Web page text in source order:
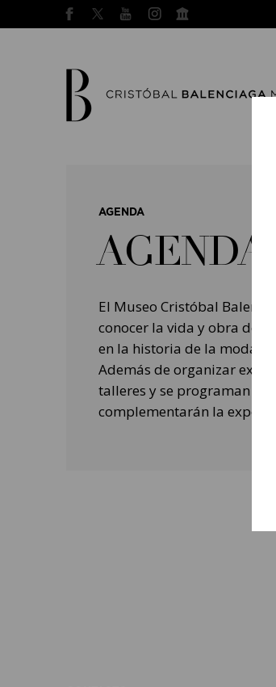
AGENDA
AGENDA
El Museo Cristóbal
conocer la vida y obra del
en la historia de la moda, y
Además de organizar
talleres y se programan
complementarán la